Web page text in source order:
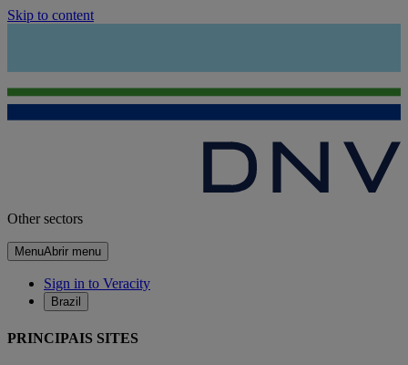
Skip to content
Other sectors
MenuAbrir menu
Sign in to Veracity
Brazil
PRINCIPAIS SITES